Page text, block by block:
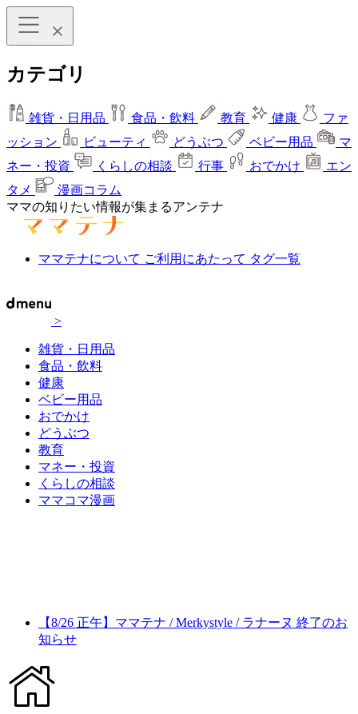
カテゴリ
雑貨・日用品 食品・飲料 教育 健康
ファ
ッション
ビューティ どうぶつ ベビー用品
マ
ネー・投資
くらしの相談 行事 おでかけ
エン
タメ
漫画コラム
ママの知りたい情報が集まるアンテナ
ママテナについて ご利用にあたって タグ一覧
>
雑貨・日用品
食品・飲料
健康
ベビー用品
おでかけ
どうぶつ
教育
マネー・投資
くらしの相談
ママコマ漫画
【8/26 正午】ママテナ / Merkystyle / ラナーヌ 終了のお
知らせ